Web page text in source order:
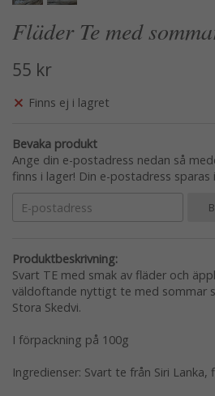
Fläder Te med
55 kr
Finns ej i lagret
Bevaka produkt
Ange din e-postadress nedan så
finns i lager! Din e-postadress
Produktbeskrivning:
Svart TE med smak av fläder och
väldoftande nyttigt te med sommar
Stora Skedvi.
I förpackning på 100g
Ingredienser: Svart te från Siri